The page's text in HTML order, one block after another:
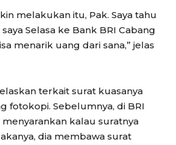
melakukan itu, Pak. Saya tahu
Selasa ke Bank BRI Cabang
menarik uang dari sana,” jelas
terkait surat kuasanya
fotokopi. Sebelumnya, di BRI
menyarankan kalau suratnya
dia membawa surat